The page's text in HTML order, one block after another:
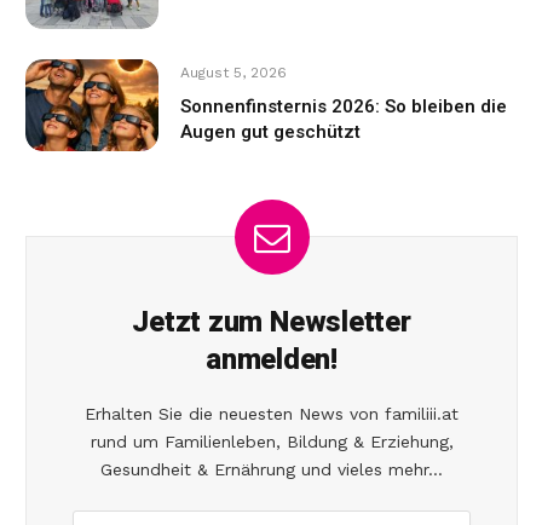
August 5, 2026
Sonnenfinsternis 2026: So bleiben die
Augen gut geschützt
Jetzt zum Newsletter
anmelden!
Erhalten Sie die neuesten News von familiii.at
rund um Familienleben, Bildung & Erziehung,
Gesundheit & Ernährung und vieles mehr...